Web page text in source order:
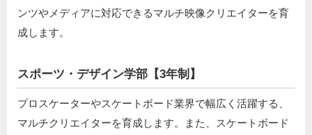
ンツやメディアに対応できるマルチ映像クリエイターを育
成します。
スポーツ・デザイン学部【3年制】
プロスケーターやスケートボード業界で幅広く活躍する、
マルチクリエイターを育成します。また、スケートボード